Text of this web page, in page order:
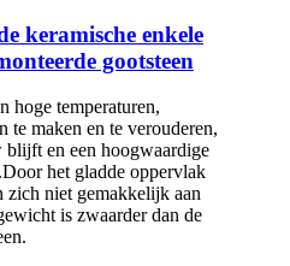
keramische enkele
gootsteen
hoge temperaturen,
te maken en te verouderen,
blijft en een hoogwaardige
het gladde oppervlak
zich niet gemakkelijk aan
is zwaarder dan de